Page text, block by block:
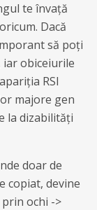
te învață
Dacă
să poți
iar obiceiurile
RSI
majore gen
la dizabilități
doar de
copiat, devine
ochi ->